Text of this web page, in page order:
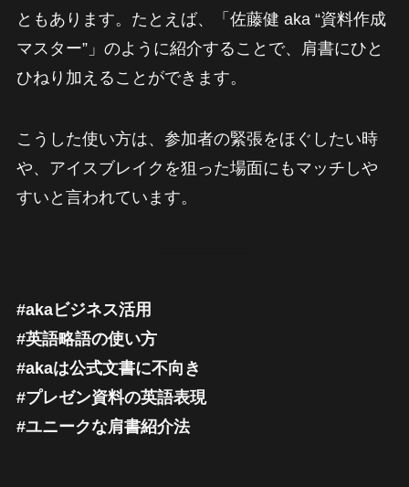
ともあります。たとえば、「佐藤健 aka “資料作成
マスター”」のように紹介することで、肩書にひと
ひねり加えることができます。
こうした使い方は、参加者の緊張をほぐしたい時
や、アイスブレイクを狙った場面にもマッチしや
すいと言われています。
#akaビジネス活用
#英語略語の使い方
#akaは公式文書に不向き
#プレゼン資料の英語表現
#ユニークな肩書紹介法